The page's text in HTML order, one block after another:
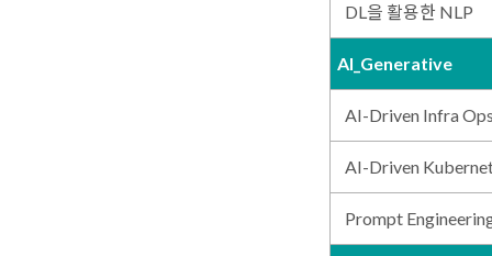
DL을 활용한 NLP
AI_Generative
AI-Driven Infra
AI-Driven
Prompt